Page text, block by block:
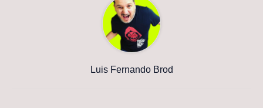
Luis Fernando Brod